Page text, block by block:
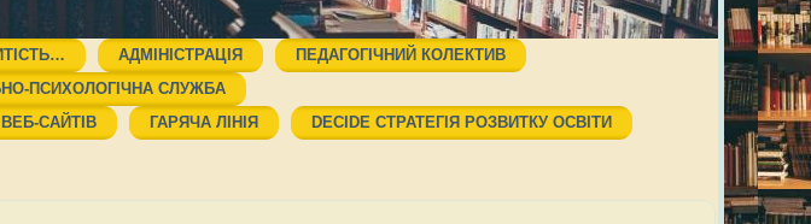
АДМІНІСТРАЦІЯ
ПЕДАГОГІЧНИЙ КОЛЕКТИВ
ПСИХОЛОГІЧНА СЛУЖБА
САЙТІВ ГАРЯЧА ЛІНІЯ
DECIDE СТРАТЕГІЯ РОЗВИТКУ ОСВІТИ